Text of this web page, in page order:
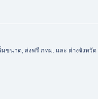
ขนาด, ส่งฟรี กทม. และ ต่างจังหวัด